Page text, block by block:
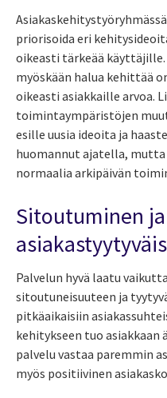
priorisoida eri
oikeasti tärkeää
myöskään halua kehittää
oikeasti asiakkaille arvoa.
toimintaympäristöjen
esille uusia ideoita ja
huomannut ajatella,
normaalia arkipäivän
Sitoutuminen ja
Palvelun hyvä laatu
sitoutuneisuuteen ja
pitkäaikaisiin
kehitykseen tuo asiakkaan
palvelu vastaa paremmin
myös positiivinen